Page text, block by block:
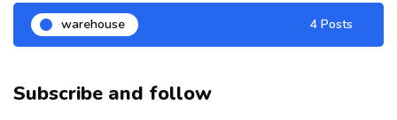
warehouse 4 Posts
Subscribe and follow